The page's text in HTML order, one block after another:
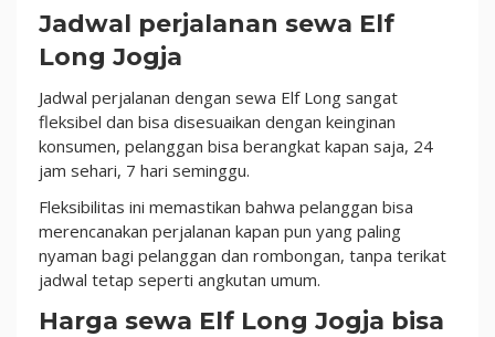
Jadwal perjalanan sewa Elf
Long Jogja
Jadwal perjalanan dengan sewa Elf Long sangat
fleksibel dan bisa disesuaikan dengan keinginan
konsumen, pelanggan bisa berangkat kapan saja, 24
jam sehari, 7 hari seminggu.
Fleksibilitas ini memastikan bahwa pelanggan bisa
merencanakan perjalanan kapan pun yang paling
nyaman bagi pelanggan dan rombongan, tanpa terikat
jadwal tetap seperti angkutan umum.
Harga sewa Elf Long Jogja bisa